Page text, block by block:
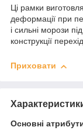
Ці рамки
деформації при
і сильні морози
конструкції
Приховати
Основні